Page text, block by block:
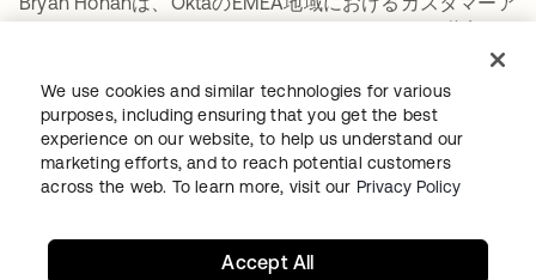
シュアランスマネージャーです。セキュリティと信頼
性、企業文化を担当するカスタマーアシュアランスチー
ムは、セキュリティとコンプライアンスに関する問い合
わせに、Oktaの顧客基盤を拡大するサポートを提供して
います。CISSPとCCSKの資格を持つホナンは、10年以上
のITとセキュリティの経験を活かしています。さまざま
な業界の企業で働いた経験から、技術的およびビジネス
ることができます。オフの時間には、ヨーロッパ各地を
旅行して楽しんでいます。
We use cookies and similar technologies for various
purposes, including ensuring that you get the best
experience on our website, to help us understand our
marketing efforts, and to reach potential customers
across the web. To learn more, visit our Privacy Policy
Accept All